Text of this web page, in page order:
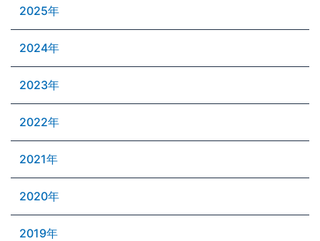
2025年
2024年
2023年
2022年
2021年
2020年
2019年